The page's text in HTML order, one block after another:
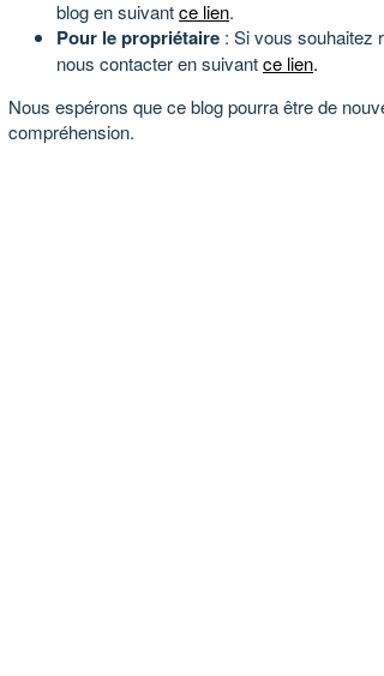
blog en suivantce lien.
Pour le propriétaire : Si vous souhaitez
nous contacter en suivantce lien.
Nous espérons que ce blog pourra être de
compréhension.